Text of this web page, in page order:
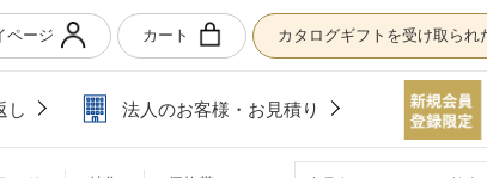
ページ カート カタログギフトを受け取られ
し 法人のお客様・お見積り